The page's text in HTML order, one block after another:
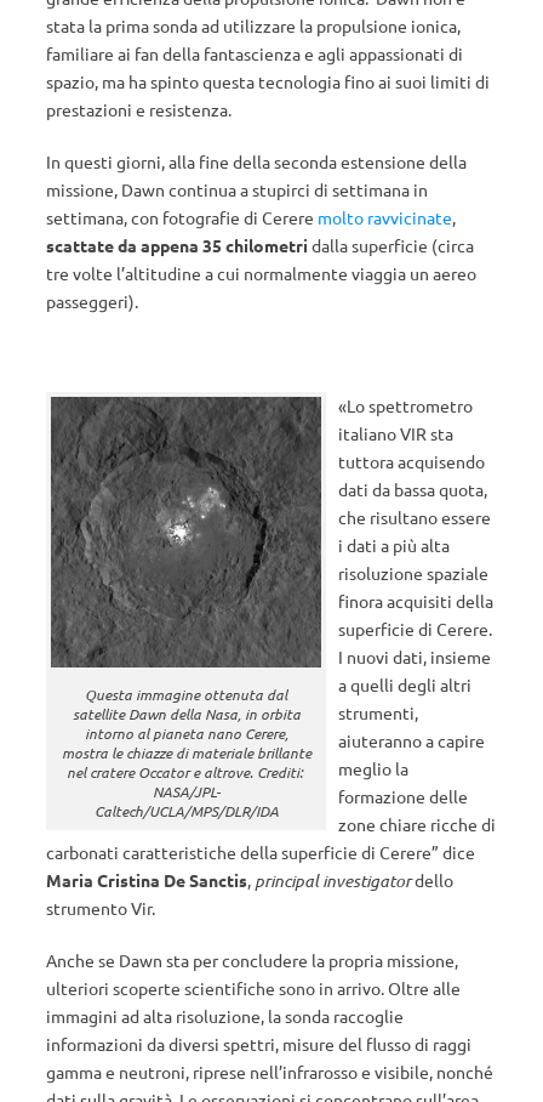
stata la prima sonda ad utilizzare la propulsione ionica,
familiare ai fan della fantascienza e agli appassionati di
spazio, ma ha spinto questa tecnologia fino ai suoi limiti di
prestazioni e resistenza.
In questi giorni, alla fine della seconda estensione della
missione, Dawn continua a stupirci di settimana in
settimana, con fotografie di Cerere molto ravvicinate,
scattate da appena 35 chilometri dalla superficie (circa
tre volte l’altitudine a cui normalmente viaggia un aereo
passeggeri).
Questa immagine ottenuta dal
satellite Dawn della Nasa, in orbita
intorno al pianeta nano Cerere,
mostra le chiazze di materiale brillante
nel cratere Occator e altrove. Crediti:
NASA/JPL-
Caltech/UCLA/MPS/DLR/IDA
«Lo spettrometro
italiano VIR sta
tuttora acquisendo
dati da bassa quota,
che risultano essere
i dati a più alta
risoluzione spaziale
finora acquisiti della
superficie di Cerere.
I nuovi dati, insieme
a quelli degli altri
strumenti,
aiuteranno a capire
meglio la
formazione delle
zone chiare ricche di
carbonati caratteristiche della superficie di Cerere” dice
Maria Cristina De Sanctis, principal investigatordello
strumento Vir.
Anche se Dawn sta per concludere la propria missione,
ulteriori scoperte scientifiche sono in arrivo. Oltre alle
immagini ad alta risoluzione, la sonda raccoglie
informazioni da diversi spettri, misure del flusso di raggi
gamma e neutroni, riprese nell’infrarosso e visibile, nonché